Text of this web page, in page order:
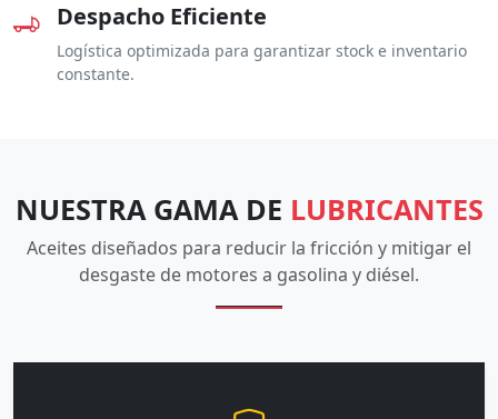
Despacho Eficiente
Logística optimizada para garantizar stock e inventario
constante.
NUESTRA GAMA DE LUBRICANTES
Aceites diseñados para reducir la fricción y mitigar el
desgaste de motores a gasolina y diésel.